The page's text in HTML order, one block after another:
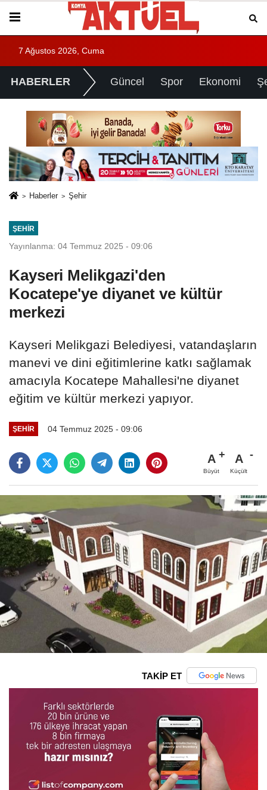
7 Ağustos 2026, Cuma
HABERLER Güncel Spor Ekonomi
Haberler Şehir
ŞEHIR
Yayınlanma: 04 Temmuz 2025 - 09:06
Kayseri Melikgazi'den
Kocatepe'ye diyanet ve kültür
merkezi
Kayseri Melikgazi Belediyesi, vatandaşların
manevi ve dini eğitimlerine katkı sağlamak
amacıyla Kocatepe Mahallesi'ne diyanet
eğitim ve kültür merkezi yapıyor.
ŞEHIR 04 Temmuz 2025 - 09:06
A
Büyüt
A
Küçült
TAKİP ET